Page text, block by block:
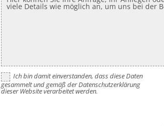
Ich bin damit einverstanden, dass diese Daten
gesammelt und gemäß der Datenschutzerklärung
dieser Website verarbeitet werden.